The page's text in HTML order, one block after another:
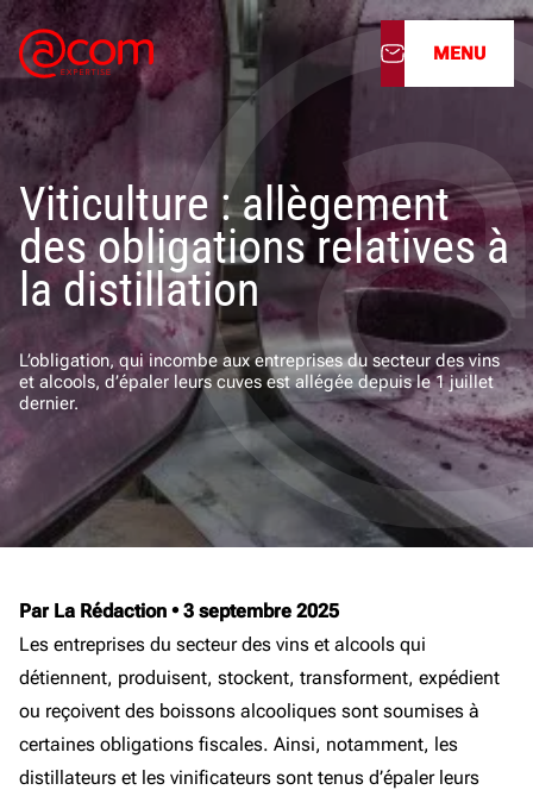
À propos
Nos services
Nos cabinets
Nos filiales
Actualités
Nous rejoindre
MENU
Viticulture : allègement
des obligations relatives à
la distillation
L’obligation, qui incombe aux entreprises du secteur des vins
et alcools, d’épaler leurs cuves est allégée depuis le 1 juillet
dernier.
Par La Rédaction • 3 septembre 2025
Les entreprises du secteur des vins et alcools qui
détiennent, produisent, stockent, transforment, expédient
ou reçoivent des boissons alcooliques sont soumises à
certaines obligations fiscales. Ainsi, notamment, les
distillateurs et les vinificateurs sont tenus d’épaler leurs